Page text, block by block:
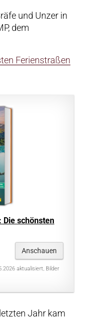
und Unzer in
dem
Ferienstraßen
Die schönsten
Anschauen
aktualisiert, Bilder
Jahr kam